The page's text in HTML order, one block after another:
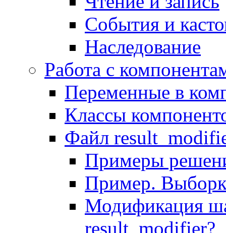
События и
Наследование
Работа с
Переменные в
Классы
Файл
Примеры
Пример.
Модификация
result_modifier?